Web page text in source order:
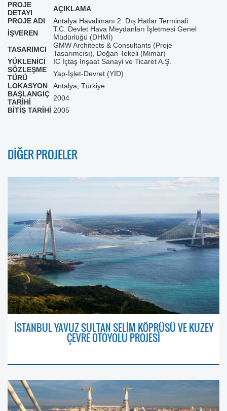
PROJE
DETAYI
AÇIKLAMA
PROJE ADI
Antalya Havalimanı 2. Dış Hatlar Terminali
İŞVEREN
T.C. Devlet Hava Meydanları İşletmesi Genel
Müdürlüğü (DHMİ)
TASARIMCI
GMW Architects & Consultants (Proje
Tasarımcısı), Doğan Tekeli (Mimar)
YÜKLENİCİ
IC İçtaş İnşaat Sanayi ve Ticaret A.Ş.
SÖZLEŞME
TÜRÜ
Yap-İşlet-Devret (YİD)
LOKASYON
Antalya, Türkiye
BAŞLANGIÇ
TARİHİ
2004
BİTİŞ TARİHİ 2005
DİĞER PROJELER
İSTANBUL YAVUZ SULTAN SELİM KÖPRÜSÜ VE KUZEY
ÇEVRE OTOYOLU PROJESİ